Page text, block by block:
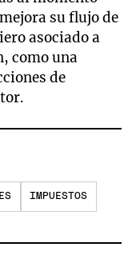
su flujo de
asociado a
como una
de
IMPUESTOS